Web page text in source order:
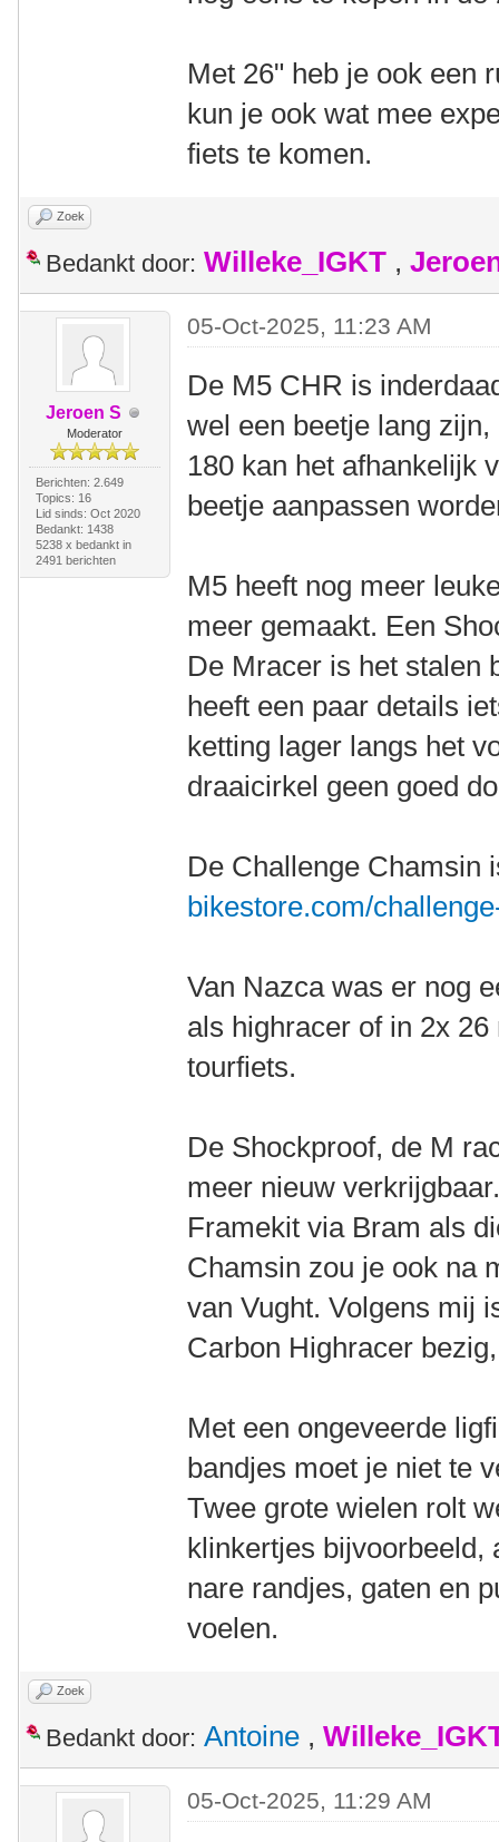
Met 26" heb je ook een
kun je ook wat mee
fiets te komen.
Zoek
Bedankt door: Willeke_IGKT ,
Jeroen S
Moderator
Berichten: 2.649
Topics: 16
Lid sinds: Oct 2020
Bedankt: 1438
5238 x bedankt in
2491 berichten
05-Oct-2025, 11:23 AM
De M5 CHR is
wel een beetje lang
180 kan het afhankelijk
beetje aanpassen
M5 heeft nog meer
meer gemaakt. Een
De Mracer is het stalen
heeft een paar details
ketting lager langs het
draaicirkel geen goed
De Challenge Chamsin
bikestore.com/
Van Nazca was er nog
als highracer of in 2x
tourfiets.
De Shockproof, de M
meer nieuw
Framekit via Bram als
Chamsin zou je ook na
van Vught. Volgens mij
Carbon Highracer
Met een ongeveerde
bandjes moet je niet te
Twee grote wielen rolt
klinkertjes bijvoorbeeld,
nare randjes, gaten en
voelen.
Zoek
Bedankt door: Antoine ,
05-Oct-2025, 11:29 AM